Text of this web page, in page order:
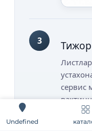
Undefined
3
сервис